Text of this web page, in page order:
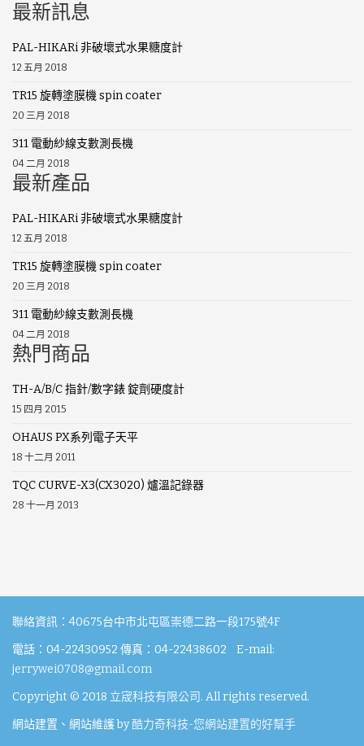
最新訊息
PAL-HIKARi 非破壞式水果糖度計
12 五月 2018
TR15 旋轉塗膜機 spin coater
20 三月 2018
311 電動紗線支數測長機
04 二月 2018
最新產品
PAL-HIKARi 非破壞式水果糖度計
12 五月 2018
TR15 旋轉塗膜機 spin coater
20 三月 2018
311 電動紗線支數測長機
04 二月 2018
熱門商品
TH-A/B/C 指針/數字錶 錠劑硬度計
15 四月 2015
OHAUS PX系列電子天平
18 十二月 2011
TQC CURVE-X3(CX3020) 爐溫記錄器
28 十一月 2013
聯絡資訊：40675台中市北屯區崇德二路一段175號4F
電話：04-22430952 傳真：04-22438602 E-mail:
jerrywei0708@gmail.com
Copyright © 2018 立宬科技有限公司. All rights reserved.
網站建置、網站維護 by酷力奇科技-您網站建置的好幫手